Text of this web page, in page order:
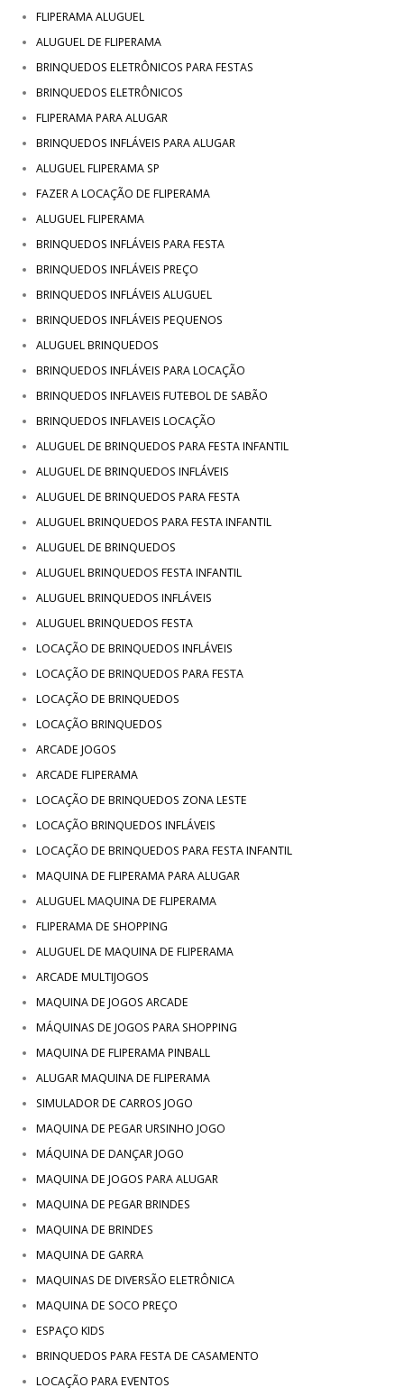
FLIPERAMA ALUGUEL
ALUGUEL DE FLIPERAMA
BRINQUEDOS ELETRÔNICOS PARA FESTAS
BRINQUEDOS ELETRÔNICOS
FLIPERAMA PARA ALUGAR
BRINQUEDOS INFLÁVEIS PARA ALUGAR
ALUGUEL FLIPERAMA SP
FAZER A LOCAÇÃO DE FLIPERAMA
ALUGUEL FLIPERAMA
BRINQUEDOS INFLÁVEIS PARA FESTA
BRINQUEDOS INFLÁVEIS PREÇO
BRINQUEDOS INFLÁVEIS ALUGUEL
BRINQUEDOS INFLÁVEIS PEQUENOS
ALUGUEL BRINQUEDOS
BRINQUEDOS INFLÁVEIS PARA LOCAÇÃO
BRINQUEDOS INFLAVEIS FUTEBOL DE SABÃO
BRINQUEDOS INFLAVEIS LOCAÇÃO
ALUGUEL DE BRINQUEDOS PARA FESTA INFANTIL
ALUGUEL DE BRINQUEDOS INFLÁVEIS
ALUGUEL DE BRINQUEDOS PARA FESTA
ALUGUEL BRINQUEDOS PARA FESTA INFANTIL
ALUGUEL DE BRINQUEDOS
ALUGUEL BRINQUEDOS FESTA INFANTIL
ALUGUEL BRINQUEDOS INFLÁVEIS
ALUGUEL BRINQUEDOS FESTA
LOCAÇÃO DE BRINQUEDOS INFLÁVEIS
LOCAÇÃO DE BRINQUEDOS PARA FESTA
LOCAÇÃO DE BRINQUEDOS
LOCAÇÃO BRINQUEDOS
ARCADE JOGOS
ARCADE FLIPERAMA
LOCAÇÃO DE BRINQUEDOS ZONA LESTE
LOCAÇÃO BRINQUEDOS INFLÁVEIS
LOCAÇÃO DE BRINQUEDOS PARA FESTA INFANTIL
MAQUINA DE FLIPERAMA PARA ALUGAR
ALUGUEL MAQUINA DE FLIPERAMA
FLIPERAMA DE SHOPPING
ALUGUEL DE MAQUINA DE FLIPERAMA
ARCADE MULTIJOGOS
MAQUINA DE JOGOS ARCADE
MÁQUINAS DE JOGOS PARA SHOPPING
MAQUINA DE FLIPERAMA PINBALL
ALUGAR MAQUINA DE FLIPERAMA
SIMULADOR DE CARROS JOGO
MAQUINA DE PEGAR URSINHO JOGO
MÁQUINA DE DANÇAR JOGO
MAQUINA DE JOGOS PARA ALUGAR
MAQUINA DE PEGAR BRINDES
MAQUINA DE BRINDES
MAQUINA DE GARRA
MAQUINAS DE DIVERSÃO ELETRÔNICA
MAQUINA DE SOCO PREÇO
ESPAÇO KIDS
BRINQUEDOS PARA FESTA DE CASAMENTO
LOCAÇÃO PARA EVENTOS